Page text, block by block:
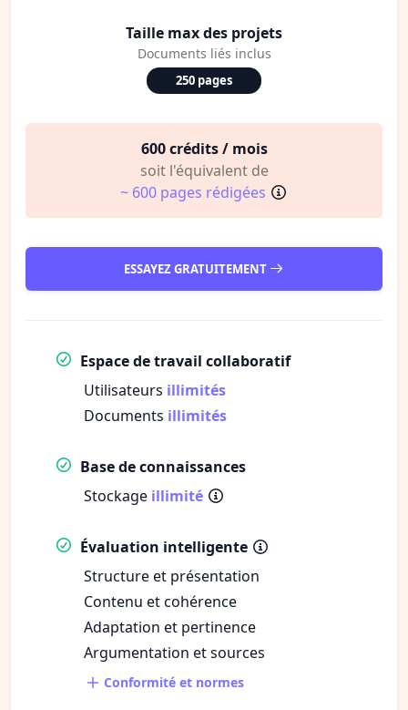
Taille max des projets
Documents liés inclus
250 pages
600 crédits / mois
soit l'équivalent de
~ 600 pages rédigées
ESSAYEZ GRATUITEMENT
Espace de travail collaboratif
Utilisateurs illimités
Documents illimités
Base de connaissances
Stockage illimité
Évaluation intelligente
Structure et présentation
Contenu et cohérence
Adaptation et pertinence
Argumentation et sources
Conformité et normes